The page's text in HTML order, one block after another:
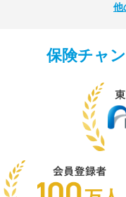
他
保険チャ